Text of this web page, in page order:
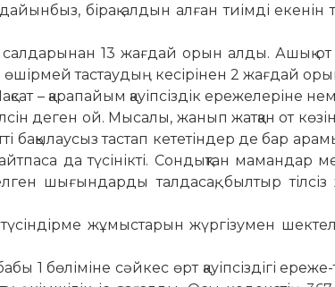
бірақ алдын алған тиімді екенін
13 жағдай орын алды. Ашық от
өшірмей тастаудың ке­сірінен 2 жағдай
– қара­пайым қауіпсіздік ережелеріне
деген ой. Мысалы, жанып жатқан от
бақылаусыз тастап кететіндер де бар
да түсінікті. Сондықтан мамандар
шығындарды талдасақ, былтыр
жұмыстарын жүргізумен
1 бө­лі­міне сәйкес өрт қауіпсіздігі